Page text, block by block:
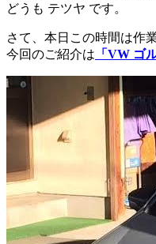
どうも テツヤ です。
さて、本日この時間は作
今回のご紹介は 「VW ゴ